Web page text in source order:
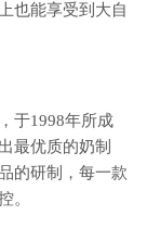
也能享受到大自
于1998年所成
最优质的奶制
的研制，每一款
。